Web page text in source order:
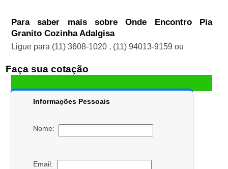
Para saber mais sobre Onde Encontro Pia
Granito Cozinha Adalgisa
Ligue para (11) 3608-1020 , (11) 94013-9159 ou
Faça sua cotação
Informações Pessoais
Nome:
Email: